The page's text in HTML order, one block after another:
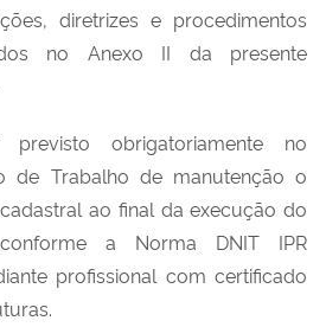
diretrizes e procedimentos
no Anexo II da presente
obrigatoriamente no
de Trabalho de manutenção o
ao final da execução do
a Norma DNIT IPR
profissional com certificado